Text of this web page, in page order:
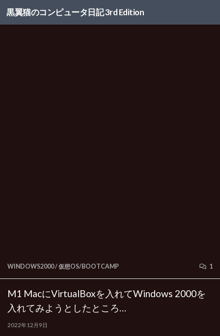
コンテンツへスキップ
黒翼猫のコンピュータ日記 3rd Edition
WINDOWS2000/仮想OS/BOOTCAMP 1
M1 MacにVirtualBoxを入れてWindows 2000を
入れてみようとしたところ…
2022年12月9日